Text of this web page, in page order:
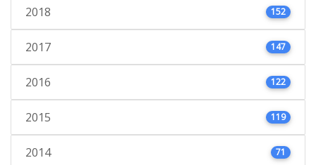
2018 152
2017 147
2016 122
2015 119
2014 71